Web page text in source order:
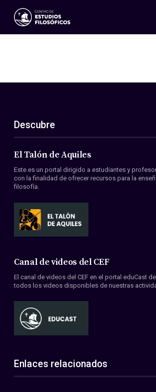
Eventos
ES
EN
Acerca de nosotros
Miembros
Convenios
Descubre
El Talón de Aquiles
Este es un portal dirigido a estudiantes y
con la finalidad de ofrecer recursos para la
filosofía.
Canal de videos del CEF
El canal de videos del CEF en el portal eduCast
todos los videos disponibles de nuestras
Enlaces relacionados